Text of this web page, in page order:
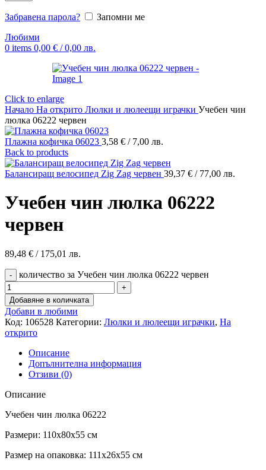
Забравена парола?
Запомни ме
Любими
0 items 0,00 € / 0,00 лв.
Click to enlarge
Начало На открито Люлки и люлеещи играчки Учебен чин
люлка 06222 червен
Плажна кофичка 06023 3,58 € / 7,00 лв.
Back to products
Балансиращ велосипед Zig Zag червен 39,37 € / 77,00 лв.
Учебен чин люлка 06222
червен
89,48 € / 175,01 лв.
количество за Учебен чин люлка 06222 червен
Добавяне в количката
Добави в любими
Код: 106528 Категории: Люлки и люлеещи играчки, На
открито
Описание
Допълнителна информация
Отзиви (0)
Описание
Учебен чин люлка 06222
Размери: 110x80x55 см
Размер на опаковка: 111x26x55 см